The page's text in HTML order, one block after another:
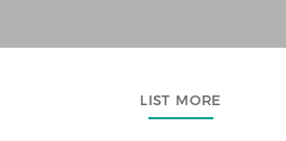
LIST MORE